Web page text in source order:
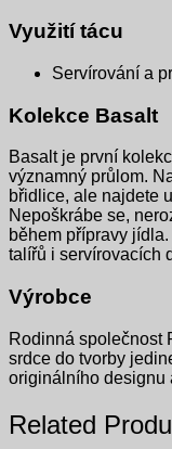
Využití tácu
Servírování a
Kolekce Basalt
Basalt je první
významný průlom.
břidlice, ale najdete
Nepoškrábe se,
během přípravy
talířů i servírovacích
Výrobce
Rodinná společnost
srdce do tvorby
originálního designu
Related